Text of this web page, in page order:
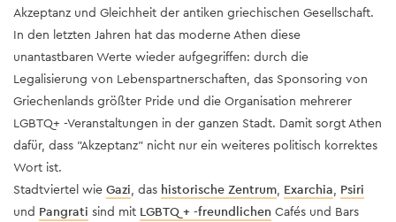
Akzeptanz und Gleichheit der antiken griechischen Gesellschaft.
In den letzten Jahren hat das moderne Athen diese
unantastbaren Werte wieder aufgegriffen: durch die
Legalisierung von Lebenspartnerschaften, das Sponsoring von
Griechenlands größter Pride und die Organisation mehrerer
LGBTQ+ -Veranstaltungen in der ganzen Stadt. Damit sorgt Athen
dafür, dass "Akzeptanz" nicht nur ein weiteres politisch korrektes
Wort ist.
Stadtviertel wie Gazi, das historische Zentrum, Exarchia, Psiri
und Pangrati sind mit LGBTQ + -freundlichen Cafés und Bars